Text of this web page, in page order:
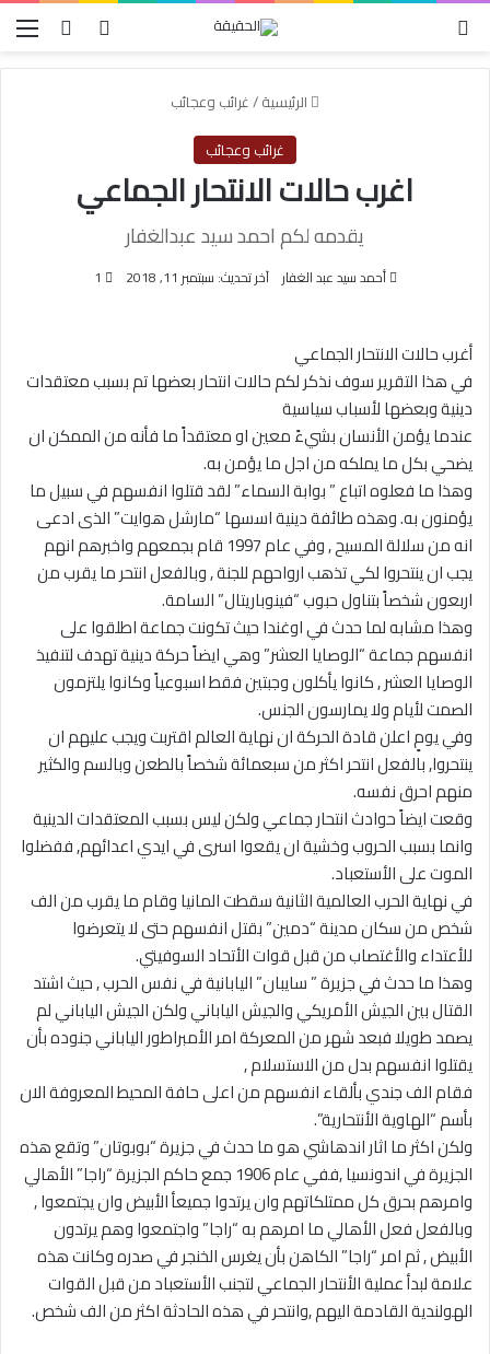
بحث عنتسجيل
الرئيسية/غرائب وعجائب
غرائب وعجائب
اغرب حالات الانتحار الجماعي
يقدمه لكم احمد سيد عبدالغفار
أحمد سيد عبد الغفار آخر تحديث: سبتمبر 11, 2018 1
أغرب حالات الانتحار الجماعي
في هذا التقرير سوف نذكر لكم حالات انتحار بعضها تم بسبب معتقدات
دينية وبعضها لأسباب سياسية
عندما يؤمن الأنسان بشيءً معين او معتقداً ما فأنه من الممكن ان
يضحي بكل ما يملكه من اجل ما يؤمن به.
وهذا ما فعلوه اتباع ” بوابة السماء” لقد قتلوا انفسهم في سبيل ما
يؤمنون به. وهذه طائفة دينية اسسها “مارشل هوايت” الذى ادعى
انه من سلالة المسيح , وفي عام 1997 قام بجمعهم واخبرهم انهم
يجب ان ينتحروا لكي تذهب ارواحهم للجنة , وبالفعل انتحر ما يقرب من
اربعون شخصاً بتناول حبوب “فينوباريتال” السامة.
وهذا مشابه لما حدث في اوغندا حيث تكونت جماعة اطلقوا على
انفسهم جماعة “الوصايا العشر” وهي ايضاً حركة دينية تهدف لتنفيذ
الوصايا العشر , كانوا يأكلون وجبتين فقط اسبوعياً وكانوا يلتزمون
الصمت لأيام ولا يمارسون الجنس.
وفي يومٍ اعلن قادة الحركة ان نهاية العالم اقتربت ويجب عليهم ان
ينتحروا, بالفعل انتحر اكثر من سبعمائة شخصاً بالطعن وبالسم والكثير
منهم احرق نفسه.
وقعت ايضاً حوادث انتحار جماعي ولكن ليس بسبب المعتقدات الدينية
وانما بسبب الحروب وخشية ان يقعوا اسرى في ايدي اعدائهم, ففضلوا
الموت على الأستعباد.
في نهاية الحرب العالمية الثانية سقطت المانيا وقام ما يقرب من الف
شخص من سكان مدينة “دمين” بقتل انفسهم حتى لا يتعرضوا
للأعتداء والأغتصاب من قبل قوات الأتحاد السوفيتي.
وهذا ما حدث في جزيرة ” سايبان” اليابانية في نفس الحرب , حيث اشتد
القتال بين الجيش الأمريكي والجيش الياباني ولكن الجيش الياباني لم
يصمد طويلا فبعد شهر من المعركة امر الأمبراطور الياباني جنوده بأن
يقتلوا انفسهم بدل من الاستسلام ,
فقام الف جندي بألقاء انفسهم من اعلى حافة المحيط المعروفة الان
بأسم “الهاوية الأنتحارية”.
ولكن اكثر ما اثار اندهاشي هو ما حدث في جزيرة “بوبوتان” وتقع هذه
الجزيرة في اندونسيا ,ففي عام 1906 جمع حاكم الجزيرة “راجا” الأهالي
وامرهم بحرق كل ممتلكاتهم وان يرتدوا جميعأ الأبيض وان يجتمعوا ,
وبالفعل فعل الأهالي ما امرهم به “راجا” واجتمعوا وهم يرتدون
الأبيض , ثم امر “راجا” الكاهن بأن يغرس الخنجر في صدره وكانت هذه
علامة لبدأ عملية الأنتحار الجماعي لتجنب الأستعباد من قبل القوات
الهولندية القادمة اليهم ,وانتحر في هذه الحادثة اكثر من الف شخص.